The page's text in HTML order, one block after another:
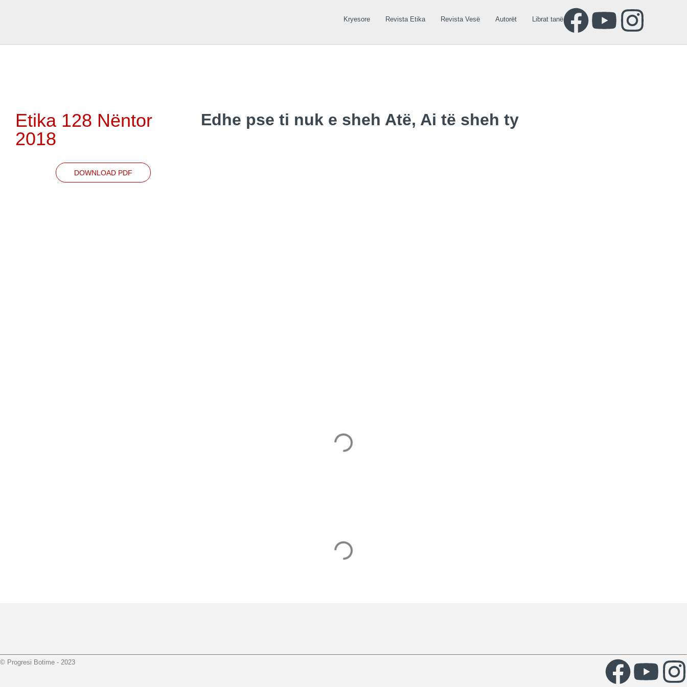
Kryesore Revista Etika Revista Vesë Autorët Librat tanë
Etika 128 Nëntor
2018
DOWNLOAD PDF
Edhe pse ti nuk e sheh Atë, Ai të sheh ty
© Progresi Botime - 2023